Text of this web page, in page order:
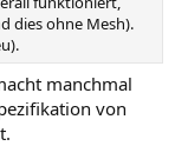
dies ohne Mesh).
manchmal
von